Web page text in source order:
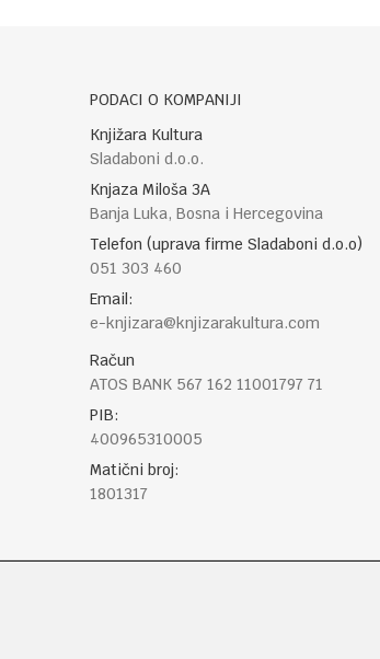
PODACI O KOMPANIJI
Knjižara Kultura
Sladaboni d.o.o.
Knjaza Miloša 3A
Banja Luka, Bosna i Hercegovina
Telefon (uprava firme Sladaboni d.o.o)
051 303 460
Email:
e-knjizara@knjizarakultura.com
Račun
ATOS BANK 567 162 11001797 71
PIB:
400965310005
Matični broj:
1801317